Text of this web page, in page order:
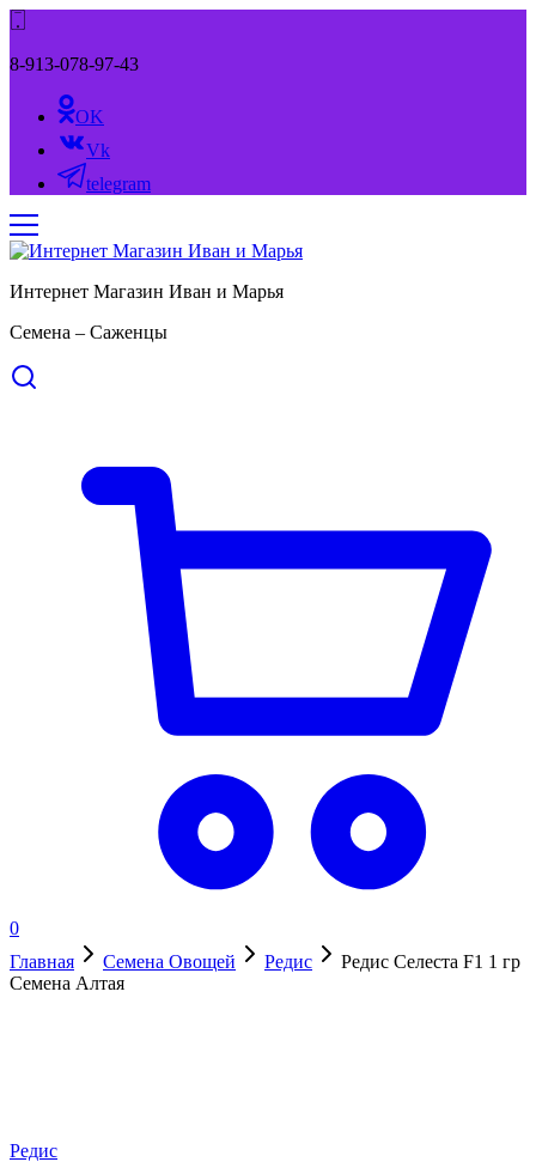
8-913-078-97-43
OK
Vk
telegram
Интернет Магазин Иван и Марья
Семена – Саженцы
0
Главная
Семена Овощей Редис
Редис Селеста F1 1 гр
Семена Алтая
Редис